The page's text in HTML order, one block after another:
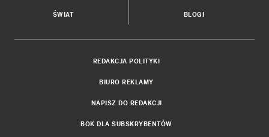
ŚWIAT BLOGI
REDAKCJA POLITYKI
BIURO REKLAMY
NAPISZ DO REDAKCJI
BOK DLA SUBSKRYBENTÓW